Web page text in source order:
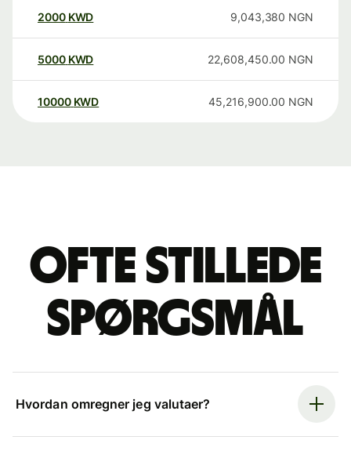
2000 KWD 9,043,380 NGN
5000 KWD 22,608,450.00 NGN
10000 KWD 45,216,900.00 NGN
Ofte stillede
spørgsmål
Hvordan omregner jeg valutaer?